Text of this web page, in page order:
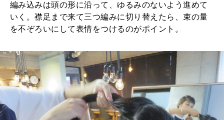
編み込みは頭の形に沿って、ゆるみのないよう進めて
いく。襟足まで来て三つ編みに切り替えたら、束の量
を不ぞろいにして表情をつけるのがポイント。